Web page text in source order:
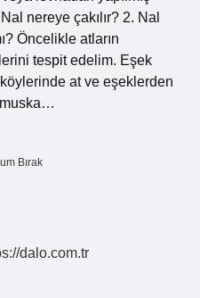
nereye çakılır? 2. Nal
Öncelikle atların
tespit edelim. Eşek
at ve eşeklerden
muska…
Bırak
dalo.com.tr